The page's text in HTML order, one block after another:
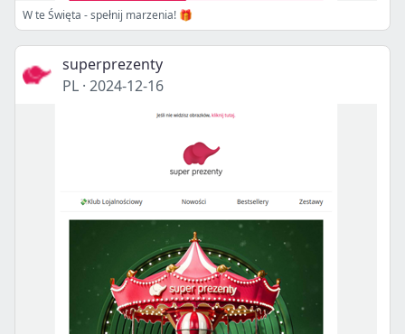
W te Święta - spełnij marzenia! 🎁
superprezenty
PL · 2024-12-16